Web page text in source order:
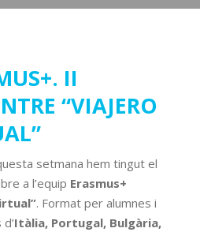
II
“VIAJERO
setmana hem tingut el
a l’equip Erasmus+
. Format per alumnes i
Itàlia, Portugal, Bulgària,